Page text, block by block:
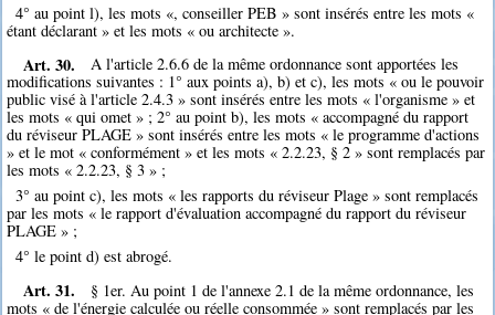
4° au point l), les mots «, conseiller PEB » sont insérés entre les mots «
étant déclarant » et les mots « ou architecte ».
Art. 30.
A l'article 2.6.6 de la même ordonnance sont apportées les
modifications suivantes : 1° aux points a), b) et c), les mots « ou le pouvoir
public visé à l'article 2.4.3 » sont insérés entre les mots « l'organisme » et
les mots « qui omet » ; 2° au point b), les mots « accompagné du rapport
du réviseur PLAGE » sont insérés entre les mots « le programme d'actions
» et le mot « conformément » et les mots « 2.2.23, § 2 » sont remplacés par
les mots « 2.2.23, § 3 » ;
3° au point c), les mots « les rapports du réviseur Plage » sont remplacés
par les mots « le rapport d'évaluation accompagné du rapport du réviseur
PLAGE » ;
4° le point d) est abrogé.
Art. 31.
§ 1er. Au point 1 de l'annexe 2.1 de la même ordonnance, les
mots « de l'énergie calculée ou réelle consommée » sont remplacés par les